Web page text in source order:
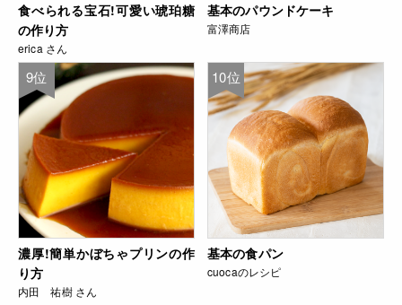
食べられる宝石!可愛い琥珀糖
の作り方
erica さん
基本のパウンドケーキ
富澤商店
9位
濃厚!簡単かぼちゃプリンの作
り方
内田 祐樹 さん
10位
基本の食パン
cuocaのレシピ